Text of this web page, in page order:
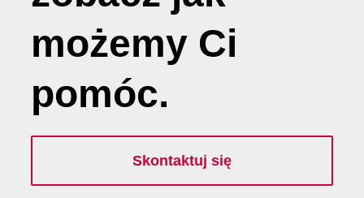
możemy Ci
pomóc.
Skontaktuj się